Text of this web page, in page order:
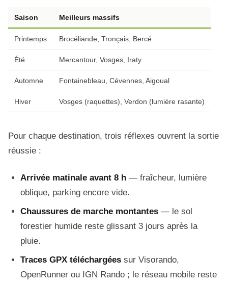
Saison Meilleurs massifs
Printemps Brocéliande, Tronçais, Bercé
Été Mercantour, Vosges, Iraty
Automne Fontainebleau, Cévennes, Aigoual
Hiver Vosges (raquettes), Verdon (lumière rasante)
Pour chaque destination, trois réflexes ouvrent la sortie
réussie :
Arrivée matinale avant 8 h — fraîcheur, lumière
oblique, parking encore vide.
Chaussures de marche montantes — le sol
forestier humide reste glissant 3 jours après la
pluie.
Traces GPX téléchargées sur Visorando,
OpenRunner ou IGN Rando ; le réseau mobile reste